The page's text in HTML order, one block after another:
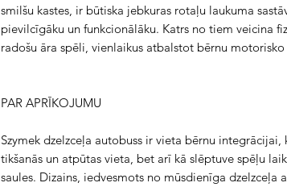
smilšu kastes, ir būtiska jebkuras rotaļu laukuma
pievilcīgāku un funkcionālāku. Katrs no tiem veicina
radošu āra spēli, vienlaikus atbalstot bērnu
PAR APRĪKOJUMU
Szymek dzelzceļa autobuss ir vieta bērnu integrācijai,
tikšanās un atpūtas vieta, bet arī kā slēptuve spēļu
saules. Dizains, iedvesmots no mūsdienīga dzelzceļa